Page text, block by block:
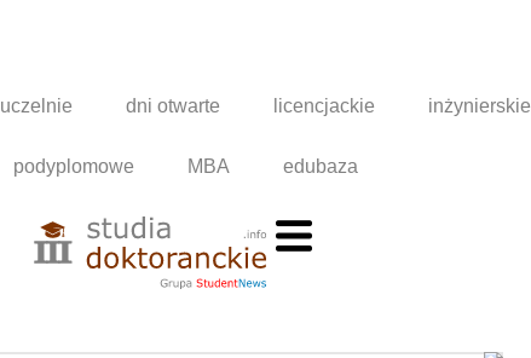
uczelnie dni otwarte licencjackie inżynierskie
podyplomowe MBA edubaza